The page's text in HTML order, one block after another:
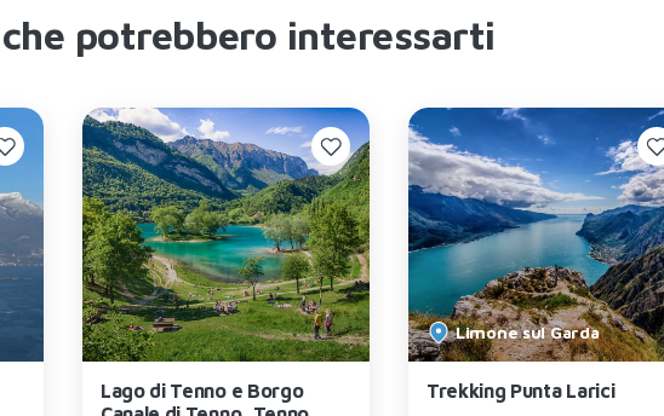
potrebbero interessarti
Lago di Tenno e Borgo
Limone sul Garda
Trekking Punta Larici